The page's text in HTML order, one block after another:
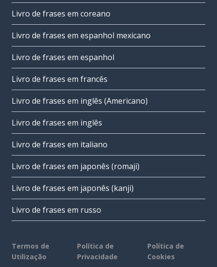
Livro de frases em coreano
Livro de frases em espanhol mexicano
Livro de frases em espanhol
Livro de frases em francês
Livro de frases em inglês (Americano)
Livro de frases em inglês
Livro de frases em italiano
Livro de frases em japonês (romaji)
Livro de frases em japonês (kanji)
Livro de frases em russo
Termos de
Utilização
Política de
Privacidade
Política de
Cookies